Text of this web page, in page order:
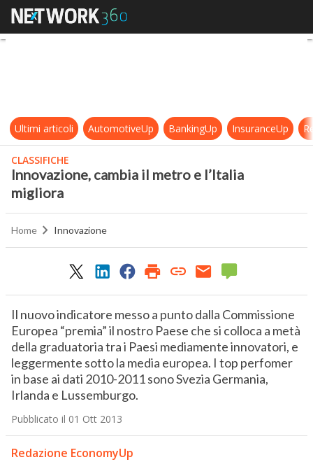
Innovazione, cambia il metro e
Ultimi articoli AutomotiveUp BankingUp InsuranceUp
CLASSIFICHE
Innovazione, cambia il metro e l’Italia
migliora
Home Innovazione
Il nuovo indicatore messo a punto dalla Commissione
Europea “premia” il nostro Paese che si colloca a metà
della graduatoria tra i Paesi mediamente innovatori, e
leggermente sotto la media europea. I top perfomer
in base ai dati 2010-2011 sono Svezia Germania,
Irlanda e Lussemburgo.
Pubblicato il 01 Ott 2013
Redazione EconomyUp